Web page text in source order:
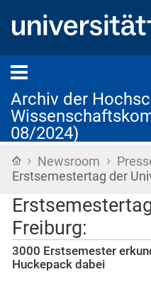
Archiv der
08/2024)
Startseite
› Newsroom ›
Erstsemestertag der
Freiburg:
3000 Erstsemester
Huckepack dabei